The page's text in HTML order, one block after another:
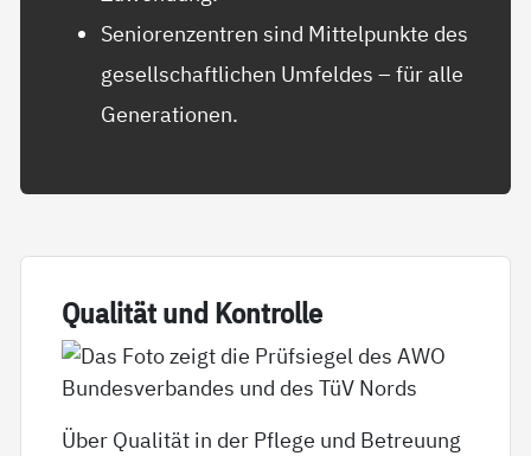
Seniorenzentren sind Mittelpunkte des
gesellschaftlichen Umfeldes – für alle
Generationen.
Qua­li­tät und Kon­trol­le
Über Qualität in der Pflege und Betreuung